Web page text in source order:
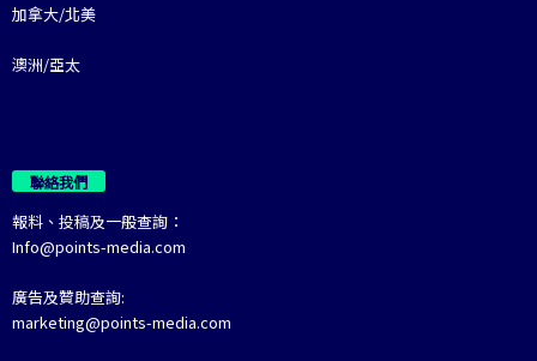
加拿大/北美
澳洲/亞太
聯絡我們
報料、投稿及一般查詢：
Info@points-media.com
廣告及贊助查詢:
marketing@points-media.com